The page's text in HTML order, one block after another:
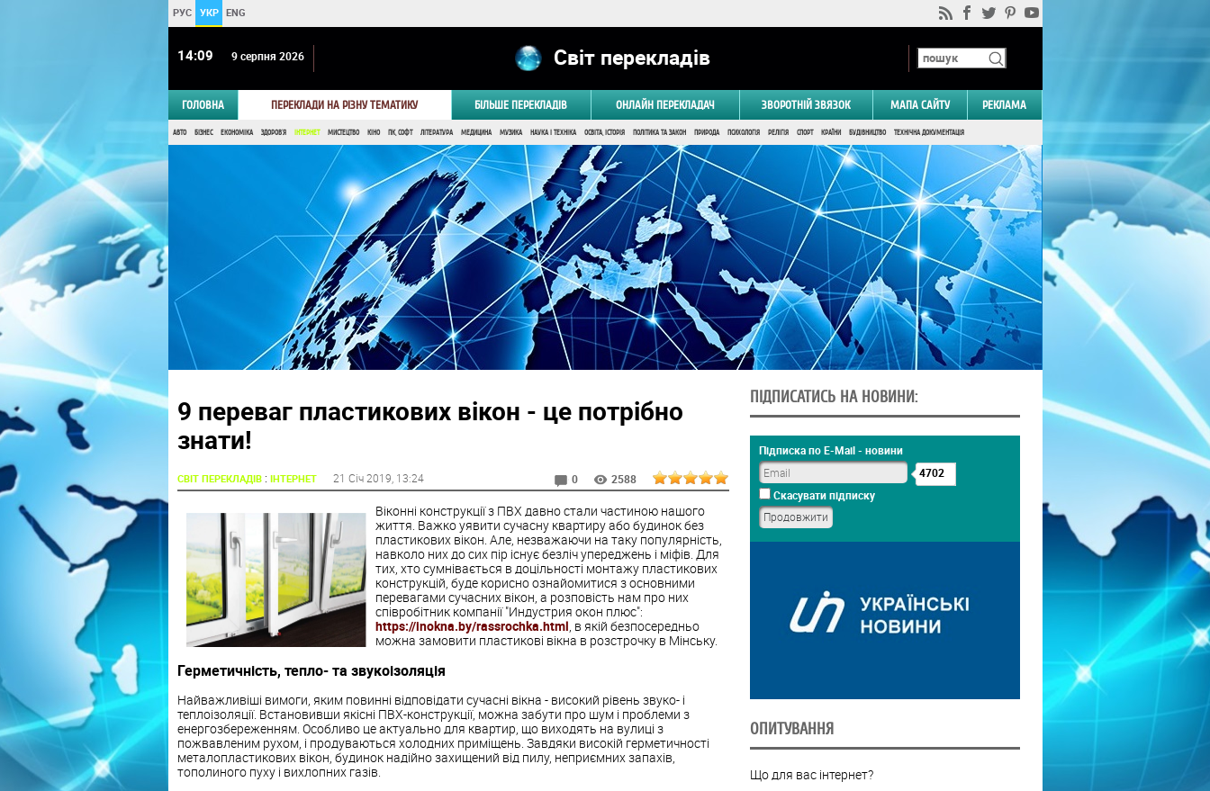
РУС УКР ENG
14 09 9 серпня 2026 Світ перекладів
ГОЛОВНА ПЕРЕКЛАДИ НА РІЗНУ ТЕМАТИКУ БІЛЬШЕ ПЕРЕКЛАДІВ ОНЛАЙН ПЕРЕКЛАДАЧ ЗВОРОТНІЙ ЗВЯЗОК МАПА САЙТУ РЕКЛАМА
АВТО БІЗНЕС ЕКОНОМІКА ЗДОРОВ'Я ІНТЕРНЕТ МИСТЕЦТВО КІНО ПК, СОФТ ЛІТЕРАТУРА МЕДИЦИНА МУЗИКА НАУКА І ТЕХНІКА ОСВІТА, ІСТОРІЯ ПОЛІТИКА ТА ЗАКОН ПРИРОДА ПСИХОЛОГІЯ РЕЛІГІЯ СПОРТ КРАЇНИ БУДІВНИЦТВО ТЕХНІЧНА ДОКУМЕНТАЦІЯ
9 переваг пластикових вікон - це потрібно
знати!
СВІТ ПЕРЕКЛАДІВ: ІНТЕРНЕТ 21 Січ 2019 , 13:24 0 2588
Віконні конструкції з ПВХ давно стали частиною нашого
життя. Важко уявити сучасну квартиру або будинок без
пластикових вікон. Але, незважаючи на таку популярність,
навколо них до сих пір існує безліч упереджень і міфів. Для
тих, хто сумнівається в доцільності монтажу пластикових
конструкцій, буде корисно ознайомитися з основними
перевагами сучасних вікон, а розповість нам про них
співробітник компанії "Индустрия окон плюс":
https://inokna.by/rassrochka.html , в якій безпосередньо
можна замовити пластикові вікна в розстрочку в Мінську.
Герметичність, тепло- та звукоізоляція
Найважливіші вимоги, яким повинні відповідати сучасні вікна - високий рівень звуко- і
теплоізоляції. Встановивши якісні ПВХ-конструкції, можна забути про шум і проблеми з
енергозбереженням. Особливо це актуально для квартир, що виходять на вулиці з
пожвавленим рухом, і продуваються холодних приміщень. Завдяки високій герметичності
металопластикових вікон, будинок надійно захищений від пилу, неприємних запахів,
тополиного пуху і вихлопних газів.
ПІДПИСАТИСЬ НА НОВИНИ:
Підписка по E-Mail - новини
4702
Скасувати підписку
ОПИТУВАННЯ
Що для вас інтернет?